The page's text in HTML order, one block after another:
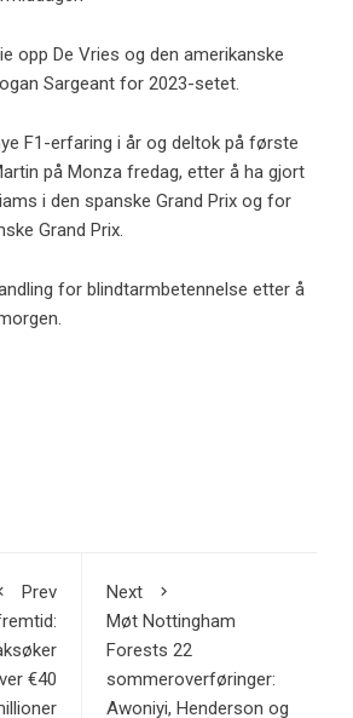
opp De Vries og den amerikanske
Sargeant for 2023-setet.
F1-erfaring i år og deltok på første
på Monza fredag, etter å ha gjort
i den spanske Grand Prix og for
Grand Prix.
for blindtarmbetennelse etter å
Prev
€40
Next
Møt Nottingham
Forests 22
sommeroverføringer:
Awoniyi, Henderson og